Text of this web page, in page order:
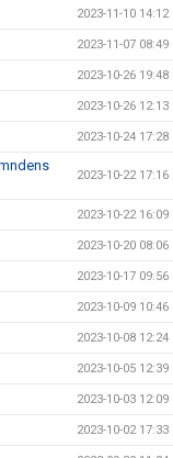
2023-11-10 14:12
2023-11-07 08:49
2023-10-26 19:48
2023-10-26 12:13
2023-10-24 17:28
2023-10-22 17:16
2023-10-22 16:09
2023-10-20 08:06
2023-10-17 09:56
2023-10-09 10:46
2023-10-08 12:24
2023-10-05 12:39
2023-10-03 12:09
2023-10-02 17:33